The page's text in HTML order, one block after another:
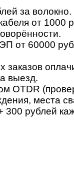
за волокно.
от 1000
от 60000
выезд.
OTDR
места
300 рублей